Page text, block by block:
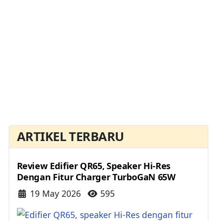
ARTIKEL TERBARU
Review Edifier QR65, Speaker Hi-Res
Dengan Fitur Charger TurboGaN 65W
Details
19 May 2026 595